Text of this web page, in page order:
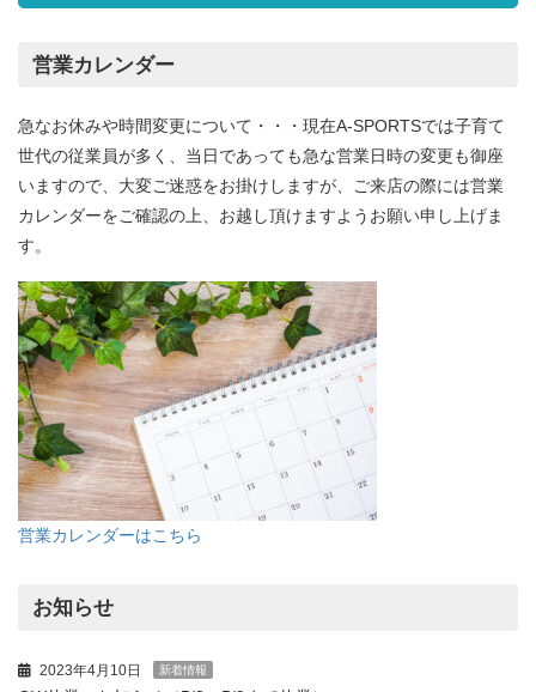
営業カレンダー
急なお休みや時間変更について・・・現在A-SPORTSでは子育て
世代の従業員が多く、当日であっても急な営業日時の変更も御座
いますので、大変ご迷惑をお掛けしますが、ご来店の際には営業
カレンダーをご確認の上、お越し頂けますようお願い申し上げま
す。
営業カレンダーはこちら
お知らせ
2023年4月10日 新着情報